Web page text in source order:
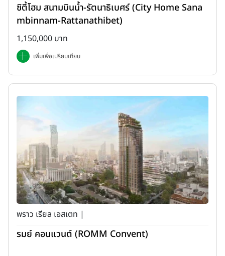
ซิตี้โฮม สนามบินน้ำ-รัตนาธิเบศร์ (City Home Sana
mbinnam-Rattanathibet)
1,150,000 บาท
เพิ่มเพื่อเปรียบเทียบ
พราว เรียล เอสเตท |
รมย์ คอนแวนต์ (ROMM Convent)